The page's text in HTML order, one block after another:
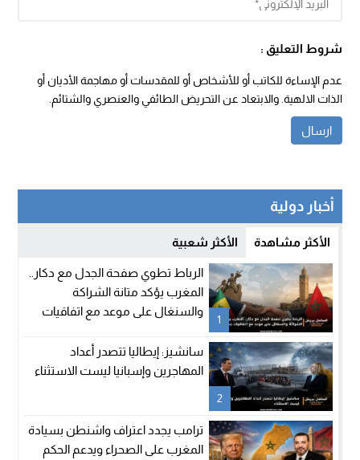
شروط التعليق :
عدم الإساءة للكاتب أو للأشخاص أو للمقدسات أو مهاجمة الأديان أو
الذات الالهية. والابتعاد عن التحريض الطائفي والعنصري والشتائم.
أخبار دولية
الأكثر مشاهدة الأكثر شعبية
1
الرباط تطوي صفحة الجدل مع دكار..
المغرب يؤكد متانة الشراكة
والسنغال على موعد مع اتفاقيات
2
سانشيز: إيطاليا تتصدر أعداد
المهاجرين وإسبانيا ليست الاستثناء
ترامب يجدد اعتراف واشنطن بسيادة
المغرب على الصحراء ويدعم الحكم